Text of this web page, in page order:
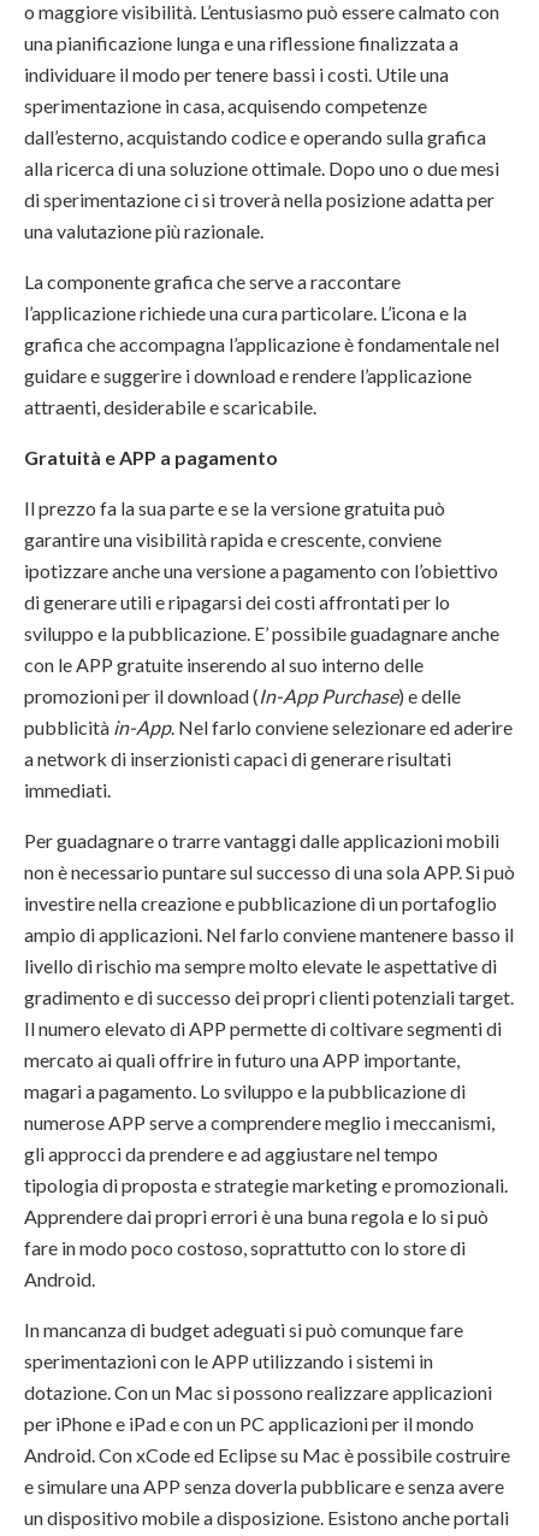
o maggiore visibilità. L’entusiasmo può essere calmato con
una pianificazione lunga e una riflessione finalizzata a
individuare il modo per tenere bassi i costi. Utile una
sperimentazione in casa, acquisendo competenze
dall’esterno, acquistando codice e operando sulla grafica
alla ricerca di una soluzione ottimale. Dopo uno o due mesi
di sperimentazione ci si troverà nella posizione adatta per
una valutazione più razionale.
La componente grafica che serve a raccontare
l’applicazione richiede una cura particolare. L’icona e la
grafica che accompagna l’applicazione è fondamentale nel
guidare e suggerire i download e rendere l’applicazione
attraenti, desiderabile e scaricabile.
Gratuità e APP a pagamento
Il prezzo fa la sua parte e se la versione gratuita può
garantire una visibilità rapida e crescente, conviene
ipotizzare anche una versione a pagamento con l’obiettivo
di generare utili e ripagarsi dei costi affrontati per lo
sviluppo e la pubblicazione. E’ possibile guadagnare anche
con le APP gratuite inserendo al suo interno delle
promozioni per il download (In-App Purchase) e delle
pubblicità in-App. Nel farlo conviene selezionare ed aderire
a network di inserzionisti capaci di generare risultati
immediati.
Per guadagnare o trarre vantaggi dalle applicazioni mobili
non è necessario puntare sul successo di una sola APP. Si può
investire nella creazione e pubblicazione di un portafoglio
ampio di applicazioni. Nel farlo conviene mantenere basso il
livello di rischio ma sempre molto elevate le aspettative di
gradimento e di successo dei propri clienti potenziali target.
Il numero elevato di APP permette di coltivare segmenti di
mercato ai quali offrire in futuro una APP importante,
magari a pagamento. Lo sviluppo e la pubblicazione di
numerose APP serve a comprendere meglio i meccanismi,
gli approcci da prendere e ad aggiustare nel tempo
tipologia di proposta e strategie marketing e promozionali.
Apprendere dai propri errori è una buna regola e lo si può
fare in modo poco costoso, soprattutto con lo store di
Android.
In mancanza di budget adeguati si può comunque fare
sperimentazioni con le APP utilizzando i sistemi in
dotazione. Con un Mac si possono realizzare applicazioni
per iPhone e iPad e con un PC applicazioni per il mondo
Android. Con xCode ed Eclipse su Mac è possibile costruire
e simulare una APP senza doverla pubblicare e senza avere
un dispositivo mobile a disposizione. Esistono anche portali